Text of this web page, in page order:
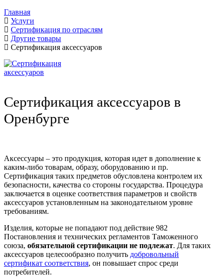
Главная
Услуги
Сертификация по отраслям
Другие товары
Сертификация аксессуаров
Сертификация аксессуаров в
Оренбурге
Аксессуары – это продукция, которая идет в дополнение к
каким-либо товарам, образу, оборудованию и пр.
Сертификация таких предметов обусловлена контролем их
безопасности, качества со стороны государства. Процедура
заключается в оценке соответствия параметров и свойств
аксессуаров установленным на законодательном уровне
требованиям.
Изделия, которые не попадают под действие 982
Постановления и технических регламентов Таможенного
союза, обязательной сертификации не подлежат. Для таких
аксессуаров целесообразно получить добровольный
сертификат соответствия, он повышает спрос среди
потребителей.